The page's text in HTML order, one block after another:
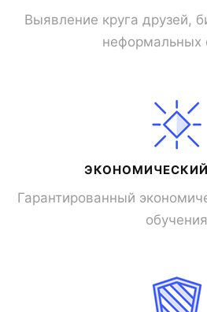
Выявление круга друзей,
неформальных
Гарантированный
обучения